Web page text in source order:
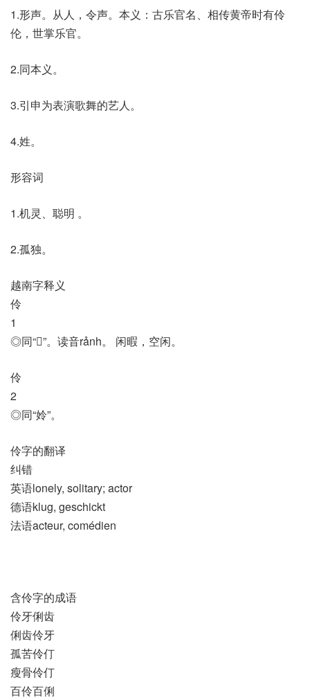
1.形声。从人，令声。本义：古乐官名、相传黄帝时有伶
伦，世掌乐官。
2.同本义。
3.引申为表演歌舞的艺人。
4.姓。
形容词
1.机灵、聪明 。
2.孤独。
越南字释义
伶
1
◎同“𧼍”。读音rảnh。 闲暇，空闲。
伶
2
◎同“姈”。
伶字的翻译
纠错
英语lonely, solitary; actor
德语klug, geschickt
法语acteur, comédien
含伶字的成语
伶牙俐齿
俐齿伶牙
孤苦伶仃
瘦骨伶仃
百伶百俐